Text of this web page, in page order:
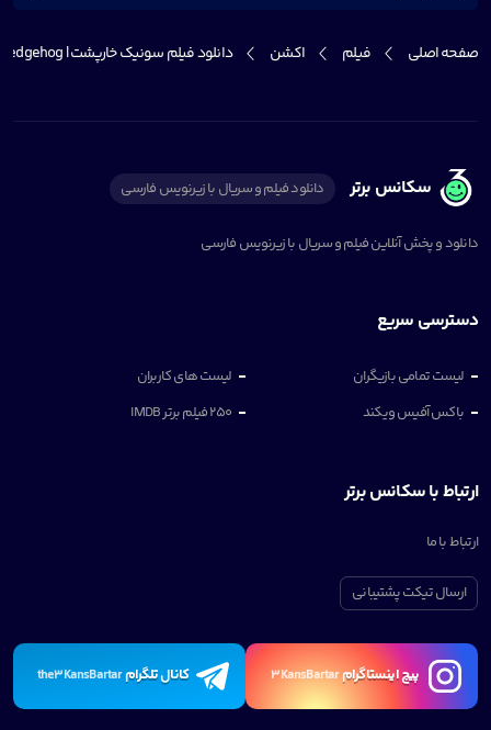
صفحه اصلی فیلم اکشن دانلود فیلم سونیک خارپشت | Sonic the Hedgehog
سکانس برتر دانلود فیلم و سریال با زیرنویس فارسی
دانلود و پخش آنلاین فیلم و سریال با زیرنویس فارسی
دسترسی سریع
لیست تمامی بازیگران
لیست های کاربران
باکس آفیس ویکند
250 فیلم برتر IMDB
ارتباط با سکانس برتر
ارتباط با ما
ارسال تیکت پشتیبانی
پیچ اینستاگرام3KansBartar کانال تلگرامthe3KansBartar